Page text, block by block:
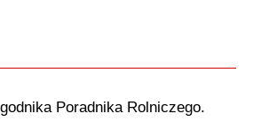
Poradnika Rolniczego.